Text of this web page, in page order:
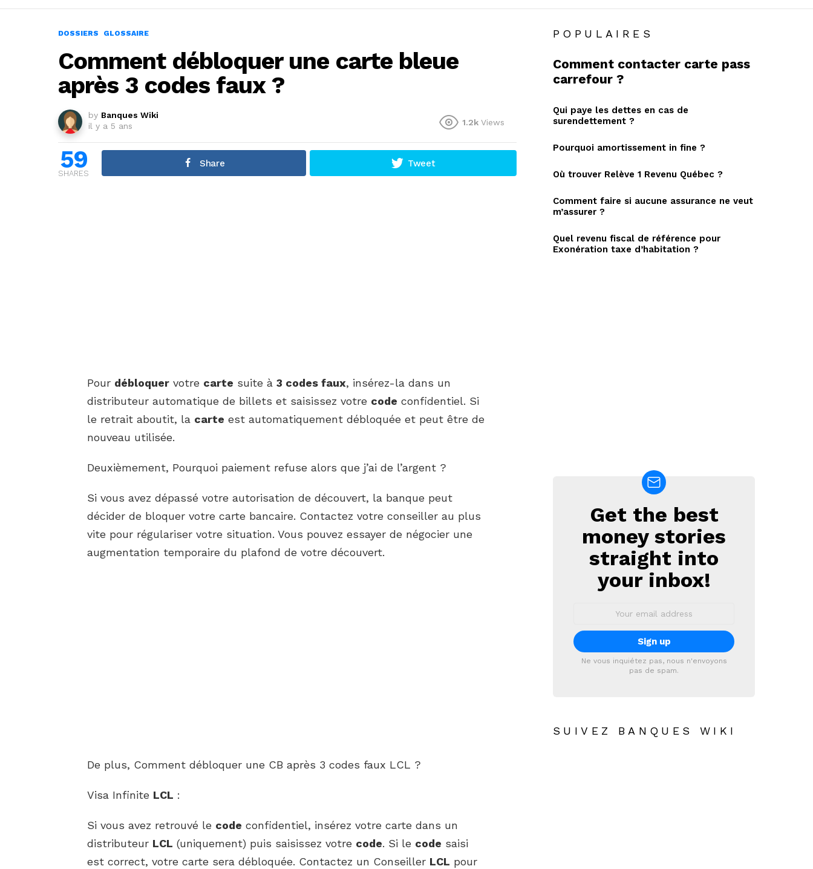
DOSSIERS GLOSSAIRE
Comment débloquer une carte bleue
après 3 codes faux ?
by Banques Wiki
il y a 5 ans
1.2k Views
59
SHARES
Share Tweet
Pour débloquer votre carte suite à 3 codes faux, insérez-la dans un
distributeur automatique de billets et saisissez votre code confidentiel. Si
le retrait aboutit, la carte est automatiquement débloquée et peut être de
nouveau utilisée.
Deuxièmement, Pourquoi paiement refuse alors que j’ai de l’argent ?
Si vous avez dépassé votre autorisation de découvert, la banque peut
décider de bloquer votre carte bancaire. Contactez votre conseiller au plus
vite pour régulariser votre situation. Vous pouvez essayer de négocier une
augmentation temporaire du plafond de votre découvert.
De plus, Comment débloquer une CB après 3 codes faux LCL ?
Visa Infinite LCL :
Si vous avez retrouvé le code confidentiel, insérez votre carte dans un
distributeur LCL (uniquement) puis saisissez votre code. Si le code saisi
est correct, votre carte sera débloquée. Contactez un Conseiller LCL pour
POPULAIRES
Comment contacter carte pass
carrefour ?
Qui paye les dettes en cas de
surendettement ?
Pourquoi amortissement in fine ?
Où trouver Relève 1 Revenu Québec ?
Comment faire si aucune assurance ne veut
m’assurer ?
Quel revenu fiscal de référence pour
Exonération taxe d’habitation ?
NEWSLETTER
Get the best
money stories
straight into
your inbox!
Ne vous inquiétez pas, nous n'envoyons
pas de spam.
SUIVEZ BANQUES WIKI